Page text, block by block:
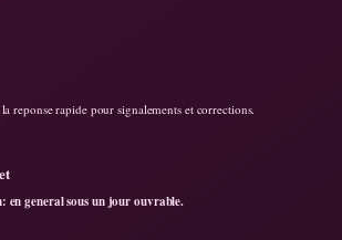
reponse rapide pour signalements et corrections.
en general sous un jour ouvrable.